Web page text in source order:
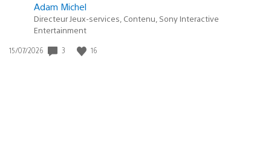
Adam Michel
Directeur Jeux-services, Contenu, Sony Interactive
Entertainment
Date
15/07/2026 3 16